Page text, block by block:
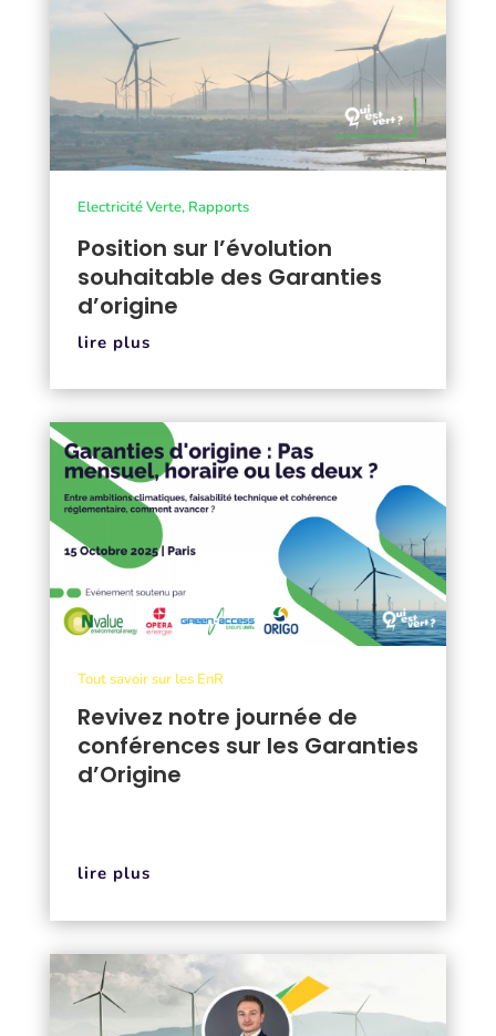
Position sur l’évolution
souhaitable des Garanties
d’origine
Electricité Verte, Rapports
lire plus
Revivez notre journée de
conférences sur les Garanties
d’Origine
Tout savoir sur les EnR
lire plus